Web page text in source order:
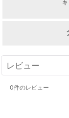
レビュー
0件のレビュー